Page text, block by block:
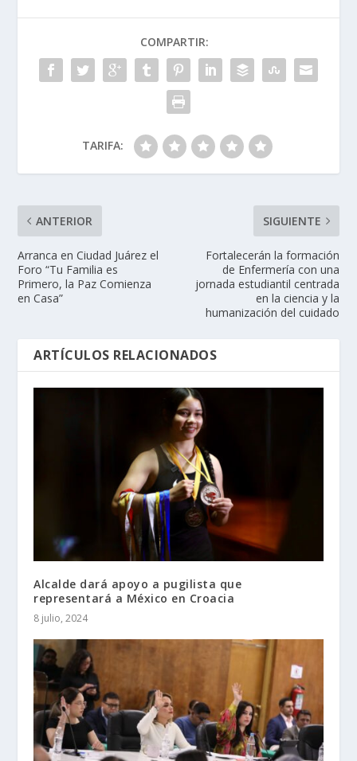
COMPARTIR:
TARIFA:
ANTERIOR
Arranca en Ciudad Juárez el
Foro “Tu Familia es
Primero, la Paz Comienza
en Casa”
SIGUIENTE
Fortalecerán la formación
de Enfermería con una
jornada estudiantil centrada
en la ciencia y la
humanización del cuidado
ARTÍCULOS RELACIONADOS
Alcalde dará apoyo a pugilista que
representará a México en Croacia
8 julio, 2024